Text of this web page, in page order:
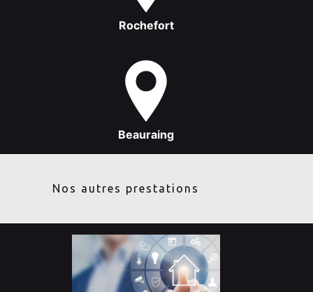
Rochefort
Beauraing
Nos autres prestations